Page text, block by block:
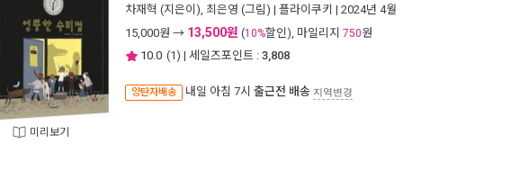
미리보기
차재혁 (지은이), 최은영 (그림) | 플라이쿠키 | 2024년 4월
15,000원 → 13,500원 (10%할인), 마일리지 750원
10.0 (1) | 세일즈포인트 : 3,808
양탄자배송 내일 아침 7시 출근전 배송 지역변경